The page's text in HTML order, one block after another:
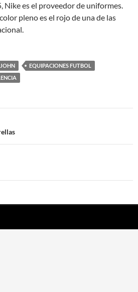
Nike es el proveedor de uniformes.
pleno es el rojo de una de las
EQUIPACIONES FUTBOL